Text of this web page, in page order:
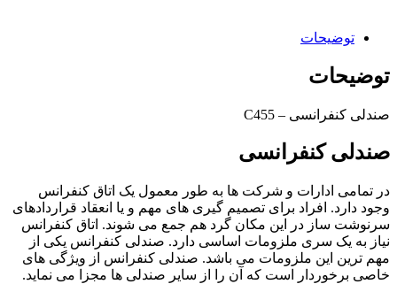
توضیحات
توضیحات
صندلی کنفرانسی – C455
صندلی کنفرانسی
در تمامی ادارات و شرکت ها به طور معمول یک اتاق کنفرانس
وجود دارد. افراد برای تصمیم گیری های مهم و یا انعقاد قراردادهای
سرنوشت ساز در این مکان گرد هم جمع می شوند. اتاق کنفرانس
نیاز به یک سری ملزومات اساسی دارد. صندلی کنفرانس یکی از
مهم ترین این ملزومات می باشد. صندلی کنفرانس از ویژگی های
خاصی برخوردار است که آن را از سایر صندلی ها مجزا می نماید.